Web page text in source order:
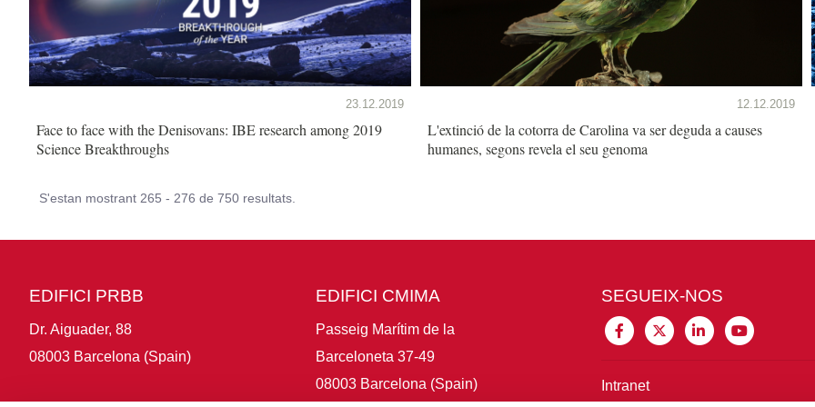
23.12.2019
Face to face with the Denisovans: IBE research among 2019
Science Breakthroughs
12.12.2019
L'extinció de la cotorra de Carolina va ser deguda a causes
humanes, segons revela el seu genoma
S'estan mostrant 265 - 276 de 750 resultats.
EDIFICI PRBB
Dr. Aiguader, 88
08003 Barcelona (Spain)
EDIFICI CMIMA
Passeig Marítim de la
Barceloneta 37-49
08003 Barcelona (Spain)
SEGUEIX-NOS
Intranet